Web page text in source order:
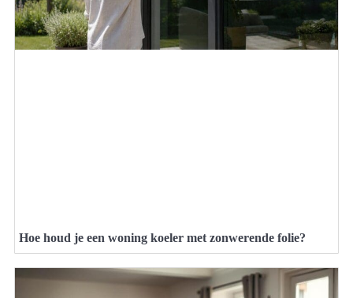
Hoe houd je een woning koeler met zonwerende folie?